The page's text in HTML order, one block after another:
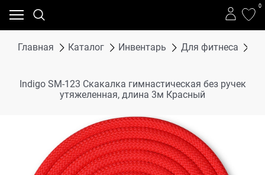
0
Главная Каталог Инвентарь Для фитнеса
Indigo SM-123 Скакалка гимнастическая без ручек
утяжеленная, длина 3м Красный